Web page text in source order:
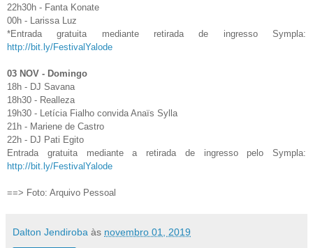
22h30h - Fanta Konate
00h - Larissa Luz
*Entrada gratuita mediante retirada de ingresso Sympla:
http://bit.ly/FestivalYalode
03 NOV - Domingo
18h - DJ Savana
18h30 - Realleza
19h30 - Letícia Fialho convida Anaïs Sylla
21h - Mariene de Castro
22h - DJ Pati Egito
Entrada gratuita mediante a retirada de ingresso pelo Sympla:
http://bit.ly/FestivalYalode
==> Foto: Arquivo Pessoal
Dalton Jendiroba às novembro 01, 2019